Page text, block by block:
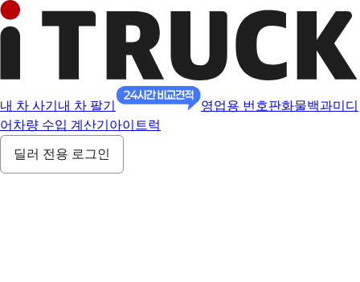
내 차 사기 내 차 팔기 영업용 번호판화물백과미디
어 차량 수입 계산기 아이트럭
딜러 전용 로그인